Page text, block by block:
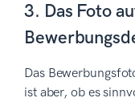
3. Das Foto
Das
ist aber, ob es